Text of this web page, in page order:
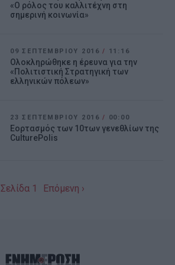
«Ο ρόλος του καλλιτέχνη στη
σημερινή κοινωνία»
09 ΣΕΠΤΕΜΒΡΊΟΥ 2016/ 11:16
Ολοκληρώθηκε η έρευνα για την
«Πολιτιστική Στρατηγική των
ελληνικών πόλεων»
23 ΣΕΠΤΕΜΒΡΊΟΥ 2016/ 00:00
Εορτασμός των 10των γενεθλίων της
CulturePolis
Σελίδα 1 Επόμενη ›